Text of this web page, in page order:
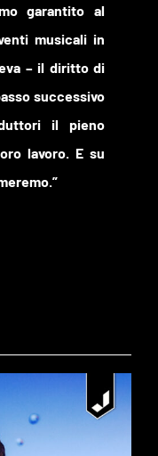
garantito al
musicali in
– il diritto di
successivo
il pieno
lavoro. E su